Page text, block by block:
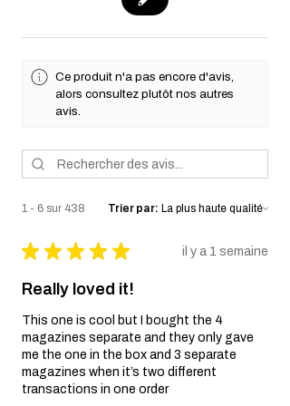
ou le remplacement, à la discrétion du
ou de fabrication dans des conditions
normales d'utilisation pendant la période
de garantie. La garantie couvre le
Exclusions de garantie :
Négligence et mauvaise utilisation :
dommages résultant d'une négligence,
mauvaise manipulation ou de
airsoft.
Usure normale:
L'usure normale, y compris les
imperfections esthétiques et les
dommages causés par une utilisation
régulière, ne sont pas couverts par cette
Ce produit n'a pas encore d'avis,
alors consultez plutôt nos autres
avis.
1 - 6 sur 438 Trier par:
★ ★ ★ ★ ★ il y a 1 semaine
Really loved it!
This one is cool but I bought the 4
magazines separate and they only gave
me the one in the box and 3 separate
magazines when it’s two different
transactions in one order